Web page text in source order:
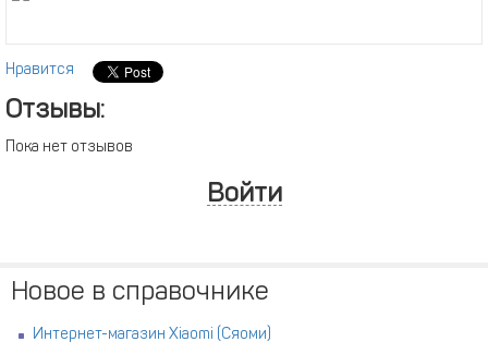
Нравится
Отзывы:
Пока нет отзывов
Войти
Новое в справочнике
Интернет-магазин Xiaomi (Сяоми)